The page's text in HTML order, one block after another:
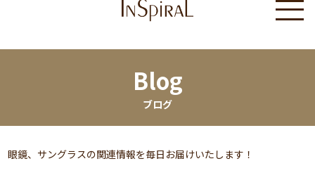
Blog
ブログ
眼鏡、サングラスの関連情報を毎日お届けいたします！